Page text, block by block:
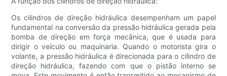
Os cilindros de direção hidráulica desempenham um papel
fundamental na conversão da pressão hidráulica gerada pela
bomba de direção em força mecânica, que é usada para
dirigir o veículo ou maquinaria. Quando o motorista gira o
volante, a pressão hidráulica é direcionada para o cilindro de
direção hidráulica, fazendo com que o pistão interno se